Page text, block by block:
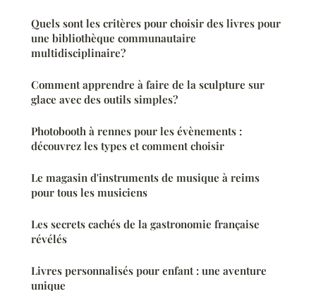
Quels sont les critères pour choisir des livres pour
une bibliothèque communautaire
multidisciplinaire?
Comment apprendre à faire de la sculpture sur
glace avec des outils simples?
Photobooth à rennes pour les évènements :
découvrez les types et comment choisir
Le magasin d'instruments de musique à reims
pour tous les musiciens
Les secrets cachés de la gastronomie française
révélés
Livres personnalisés pour enfant : une aventure
unique